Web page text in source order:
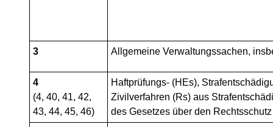
3 Allgemeine Verwaltungssachen,
4
(4, 40, 41, 42,
43, 44, 45, 46)
Haftprüfungs- (HEs),
Zivilverfahren (Rs) aus
des Gesetzes über den